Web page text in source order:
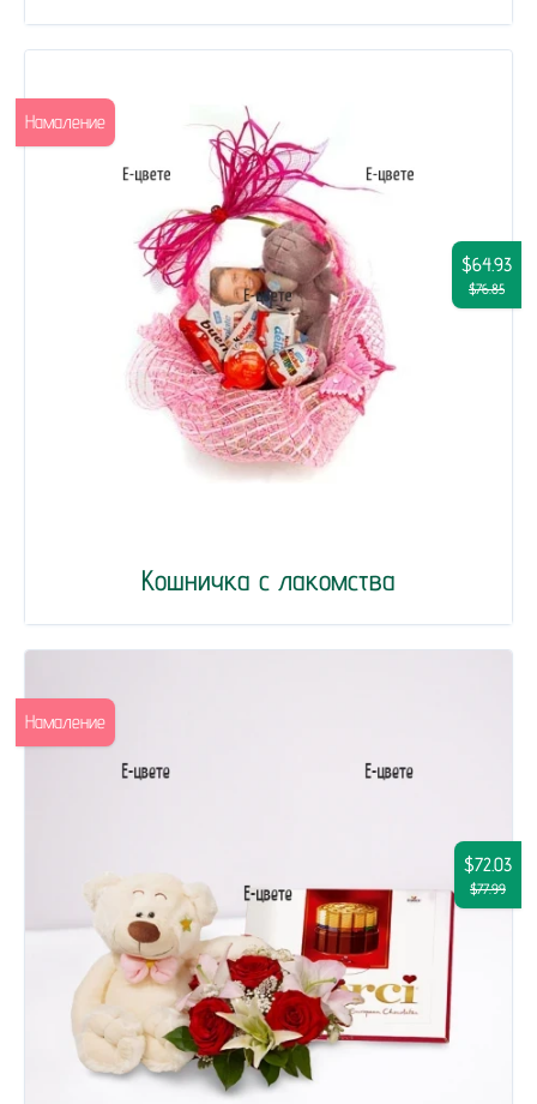
Кошничка с лакомства
$64.93
$76.85
Намаление
$72.03
$77.99
Намаление